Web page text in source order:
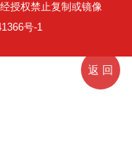
返 回
授权禁止复制或镜像
号-1